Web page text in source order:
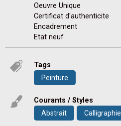
Oeuvre Unique
Certificat d'authenticite
Encadrement
Etat neuf
Tags
Peinture
Courants / Styles
Abstrait
Calligraphie